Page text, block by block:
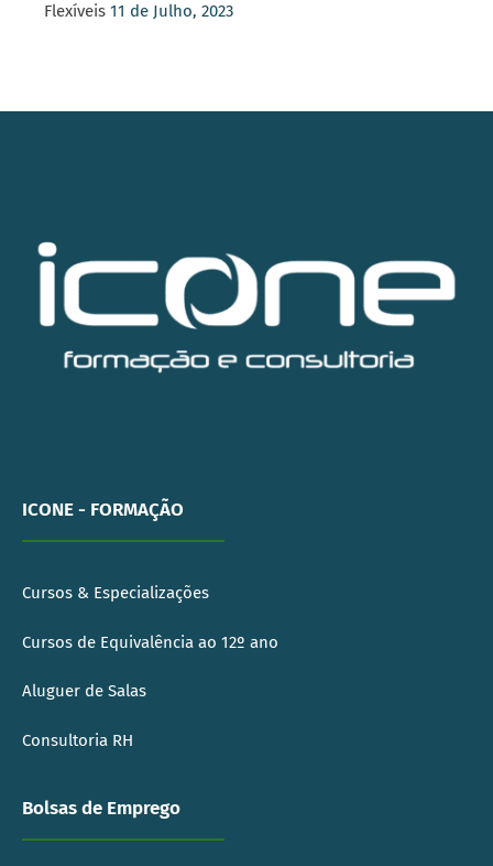
Flexíveis 11 de Julho, 2023
ICONE - FORMAÇÃO
Cursos & Especializações
Cursos de Equivalência ao 12º ano
Aluguer de Salas
Consultoria RH
Bolsas de Emprego